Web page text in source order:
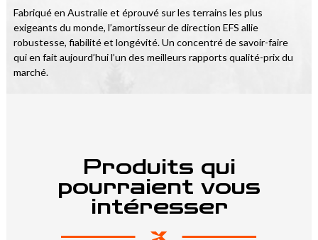
Fabriqué en Australie et éprouvé sur les terrains les plus
exigeants du monde, l’amortisseur de direction EFS allie
robustesse, fiabilité et longévité. Un concentré de savoir-faire
qui en fait aujourd’hui l’un des meilleurs rapports qualité-prix du
marché.
Produits qui
pourraient vous
intéresser